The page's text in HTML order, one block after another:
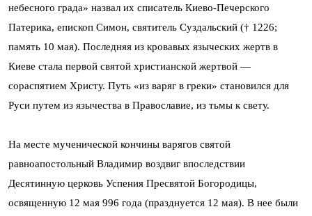
небесного града» назвал их списатель Киево-Печерского
Патерика, епископ Симон, святитель Суздальский († 1226;
память 10 мая). Последняя из кровавых языческих жертв в
Киеве стала первой святой христианской жертвой —
сораспятием Христу. Путь «из варяг в греки» становился для
Руси путем из язычества в Православие, из тьмы к свету.
На месте мученической кончины варягов святой
равноапостольный Владимир воздвиг впоследствии
Десятинную церковь Успения Пресвятой Богородицы,
освященную 12 мая 996 года (празднуется 12 мая). В нее были